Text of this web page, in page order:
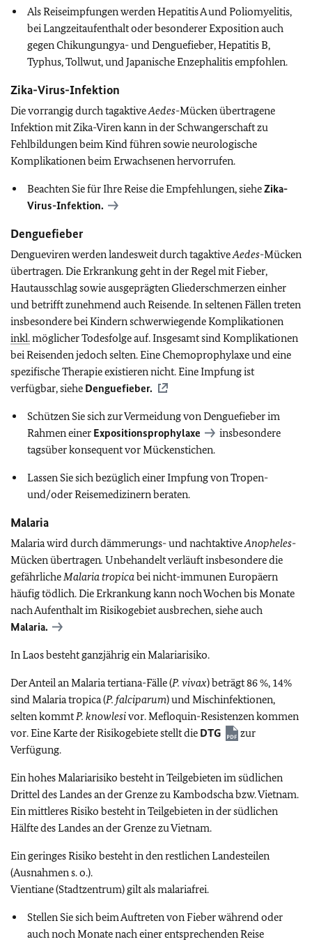
Als Reiseimpfungen werden Hepatitis A und Poliomyelitis,
bei Langzeitaufenthalt oder besonderer Exposition auch
gegen Chikungungya- und Denguefieber, Hepatitis B,
Typhus, Tollwut, und Japanische Enzephalitis empfohlen.
Zika-Virus-Infektion
Die vorrangig durch tagaktiveAedes-Mücken übertragene
Infektion mit Zika-Viren kann in der Schwangerschaft zu
Fehlbildungen beim Kind führen sowie neurologische
Komplikationen beim Erwachsenen hervorrufen.
Beachten Sie für Ihre Reise die Empfehlungen, sieheZika-
Virus-Infektion.
Denguefieber
Dengueviren werden landesweit durch tagaktiveAedes-Mücken
übertragen. Die Erkrankung geht in der Regel mit Fieber,
Hautausschlag sowie ausgeprägten Gliederschmerzen einher
und betrifft zunehmend auch Reisende. In seltenen Fällen treten
insbesondere bei Kindern schwerwiegende Komplikationen
inkl.möglicher Todesfolge auf. Insgesamt sind Komplikationen
bei Reisenden jedoch selten. Eine Chemoprophylaxe und eine
spezifische Therapie existieren nicht. Eine Impfung ist
verfügbar, siehe Denguefieber.
Schützen Sie sich zur Vermeidung von Denguefieber im
Rahmen einer Expositionsprophylaxe
insbesondere
tagsüber konsequent vor Mückenstichen.
Lassen Sie sich bezüglich einer Impfung von Tropen-
und/oder Reisemedizinern beraten.
Malaria
Malaria wird durch dämmerungs- und nachtaktiveAnopheles-
Mücken übertragen. Unbehandelt verläuft insbesondere die
gefährlicheMalaria tropicabei nicht-immunen Europäern
häufig tödlich. Die Erkrankung kann noch Wochen bis Monate
nach Aufenthalt im Risikogebiet ausbrechen, siehe auch
Malaria.
In Laos besteht ganzjährig ein Malariarisiko.
Der Anteil an Malaria tertiana-Fälle (P. vivax) beträgt 86 %, 14%
sind Malaria tropica (P. falciparum) und Mischinfektionen,
selten kommtP. knowlesivor. Mefloquin-Resistenzen kommen
vor.Eine Karte der Risikogebiete stellt die DTG
zur
Verfügung.
Ein hohes Malariarisiko besteht inTeilgebieten im südlichen
Drittel des Landes an der Grenze zu Kambodscha bzw. Vietnam.
Ein mittleres Risiko besteht inTeilgebieten in der südlichen
Hälfte des Landes an der Grenze zu Vietnam.
Ein geringes Risiko besteht in den restlichen Landesteilen
(Ausnahmen s. o.).
Vientiane (Stadtzentrum) gilt als malariafrei.
Stellen Sie sich beim Auftreten von Fieber während oder
auch noch Monate nach einer entsprechenden Reise